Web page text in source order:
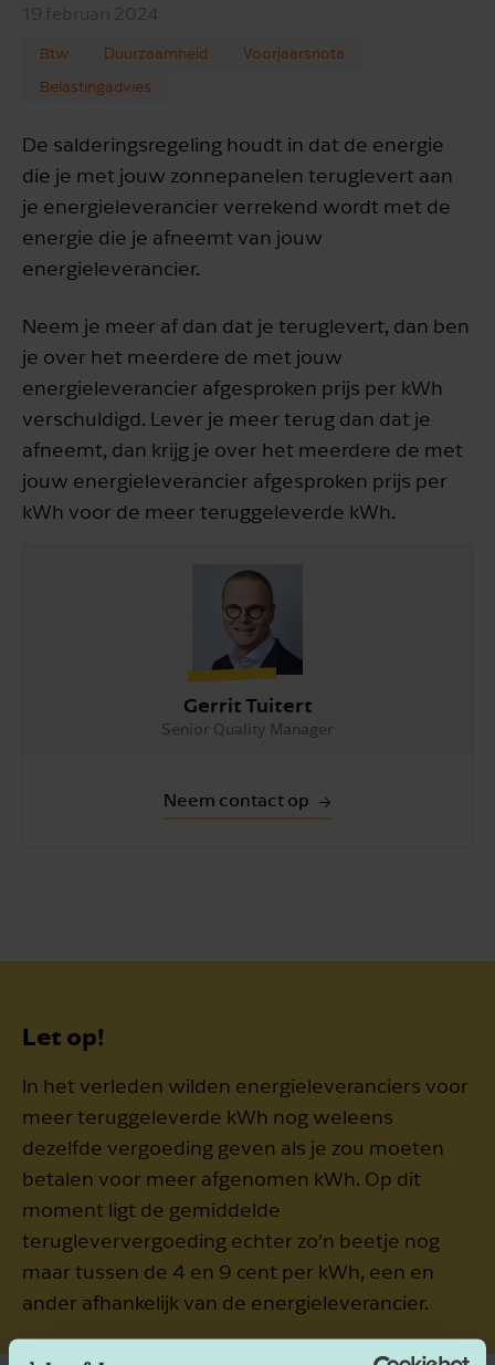
19 februari 2024
Btw Duurzaamheid
Voorjaarsnota
Belastingadvies
De salderingsregeling houdt in dat de energie
die je met jouw zonnepanelen teruglevert aan
je energieleverancier verrekend wordt met de
energie die je afneemt van jouw
energieleverancier.
Neem je meer af dan dat je teruglevert, dan ben
je over het meerdere de met jouw
energieleverancier afgesproken prijs per kWh
verschuldigd. Lever je meer terug dan dat je
afneemt, dan krijg je over het meerdere de met
jouw energieleverancier afgesproken prijs per
kWh voor de meer teruggeleverde kWh.
Gerrit Tuitert
Senior Quality Manager
Neem contact op
Let op!
In het verleden wilden energieleveranciers voor
meer teruggeleverde kWh nog weleens
dezelfde vergoeding geven als je zou moeten
betalen voor meer afgenomen kWh. Op dit
moment ligt de gemiddelde
terugleververgoeding echter zo’n beetje nog
maar tussen de 4 en 9 cent per kWh, een en
ander afhankelijk van de energieleverancier.